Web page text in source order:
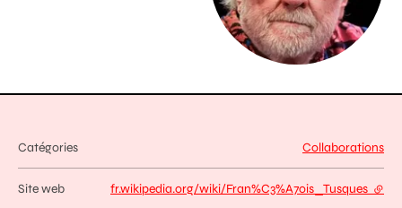
Catégories Collaborations
Site web fr.wikipedia.org/wiki/Fran%C3%A7ois_Tusques -